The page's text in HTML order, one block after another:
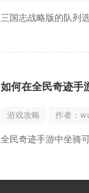
三国志战略版的队列
如何在全民奇迹手
游戏攻略 作者：
全民奇迹手游中坐骑